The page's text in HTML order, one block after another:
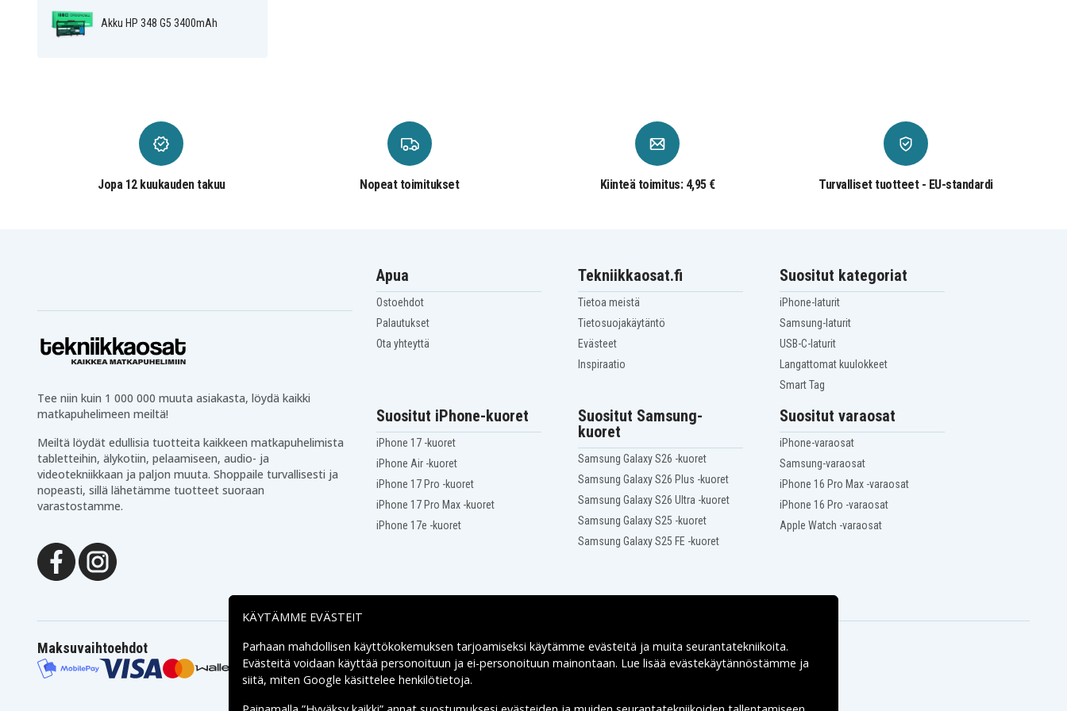
Yhteensopiva seuraavien kanssa:
HP 250 G7
HP 15T
HP 15Z
HP 17
HP 17T
HP 17Z
HP 245 G7
HP 246 G7
HP 256 G7
HP 340 G5
Tuotenro
5903317228158
Jännite 11.55 V
Green Cell
Akku HP 348 G5 3400mAh
Jopa 12 kuukauden takuu Nopeat toimitukset Kiinteä toimitus: 4,95 € Turvalliset tuotteet - EU-standardi
Tee niin kuin 1 000 000 muuta asiakasta, löydä kaikki
matkapuhelimeen meiltä!
Meiltä löydät edullisia tuotteita kaikkeen matkapuhelimista
tabletteihin, älykotiin, pelaamiseen, audio- ja
videotekniikkaan ja paljon muuta. Shoppaile turvallisesti ja
nopeasti, sillä lähetämme tuotteet suoraan
varastostamme.
Apua
Ostoehdot
Palautukset
Ota yhteyttä
Tekniikkaosat.fi
Tietoa meistä
Tietosuojakäytäntö
Evästeet
Inspiraatio
Suositut kategoriat
iPhone-laturit
Samsung-laturit
USB-C-laturit
Langattomat kuulokkeet
Smart Tag
Suositut iPhone-kuoret
iPhone 17 -kuoret
iPhone Air -kuoret
iPhone 17 Pro -kuoret
iPhone 17 Pro Max -kuoret
iPhone 17e -kuoret
Suositut Samsung-
kuoret
Samsung Galaxy S26 -kuoret
Samsung Galaxy S26 Plus -kuoret
Samsung Galaxy S26 Ultra -kuoret
Samsung Galaxy S25 -kuoret
Samsung Galaxy S25 FE -kuoret
Suositut varaosat
iPhone-varaosat
Samsung-varaosat
iPhone 16 Pro Max -varaosat
iPhone 16 Pro -varaosat
Apple Watch -varaosat
Maksuvaihtoehdot Toimitusvaihtoehdot
KÄYTÄMME EVÄSTEIT
Parhaan mahdollisen käyttökokemuksen tarjoamiseksi käytämme evästeitä ja muita seurantatekniikoita.
Evästeitä voidaan käyttää personoituun ja ei-personoituun mainontaan. Lue lisää evästekäytännöstämme ja
siitä, miten Google käsittelee henkilötietoja.